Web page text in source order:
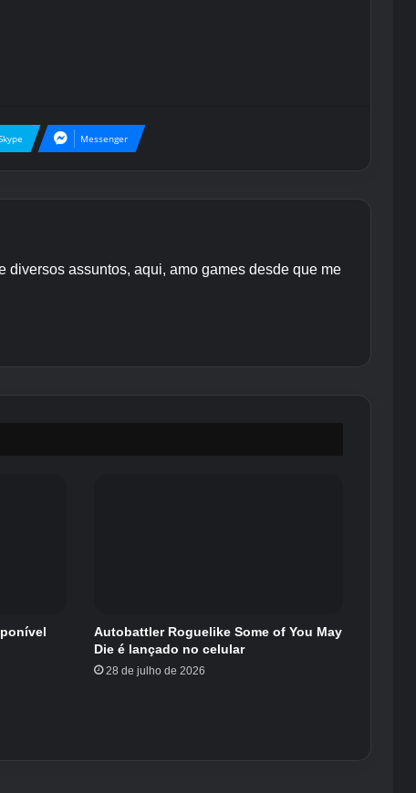
Messenger
assuntos, aqui, amo games desde que me
Autobattler Roguelike Some of You May
Die é lançado no celular
28 de julho de 2026